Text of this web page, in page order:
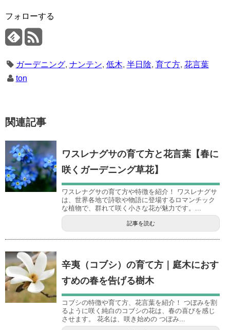
フォローする
ガーデニング, ナンテン, 低木, 半日陰, 育て方, 花言葉
ton
関連記事
ワスレナグサの育て方と花言葉【春に
咲くガーデニング草花】
ワスレナグサの育て方や特徴を紹介！ ワスレナグサ
は、世界各地で詩歌や物語に登場するロマンチック
な植物で、群れて咲く小さな花が魅力です。...
記事を読む
辛夷（コブシ）の育て方｜庭木におす
すめの春を告げる樹木
コブシの特徴や育て方、花言葉を紹介！ つぼみを割
るように咲く純白のコブシの花は、春の喜びを感じ
させます。 花名は、咲き始めの つぼみ...